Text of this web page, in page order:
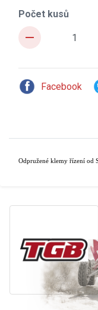
Počet kusů
remove
Facebook
Odpružené klemy řízení od